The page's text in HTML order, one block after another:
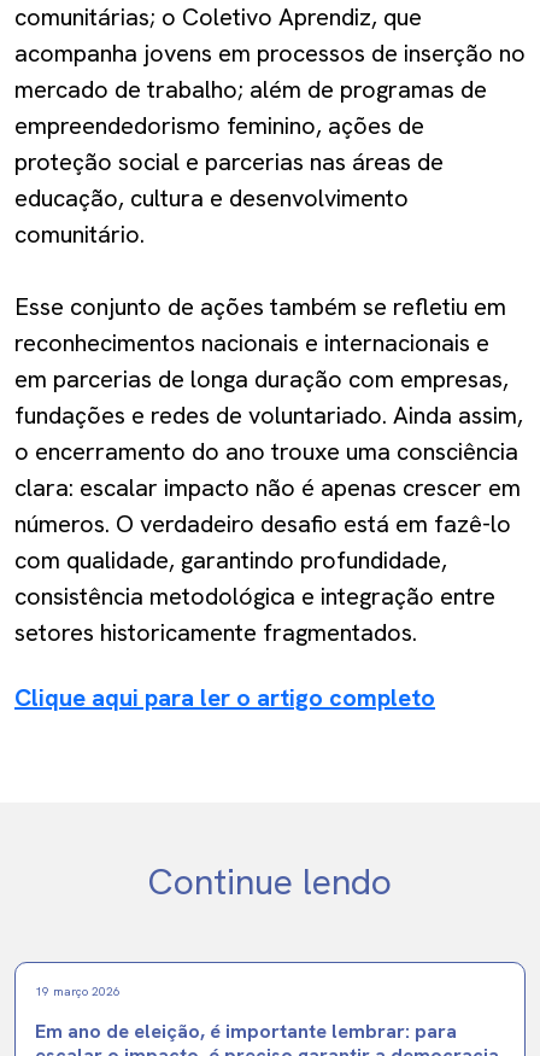
comunitárias; o Coletivo Aprendiz, que
acompanha jovens em processos de inserção no
mercado de trabalho; além de programas de
empreendedorismo feminino, ações de
proteção social e parcerias nas áreas de
educação, cultura e desenvolvimento
comunitário.
Esse conjunto de ações também se refletiu em
reconhecimentos nacionais e internacionais e
em parcerias de longa duração com empresas,
fundações e redes de voluntariado. Ainda assim,
o encerramento do ano trouxe uma consciência
clara: escalar impacto não é apenas crescer em
números. O verdadeiro desafio está em fazê-lo
com qualidade, garantindo profundidade,
consistência metodológica e integração entre
setores historicamente fragmentados.
Clique aqui para ler o artigo completo
Continue lendo
19 março 2026
Em ano de eleição, é importante lembrar: para